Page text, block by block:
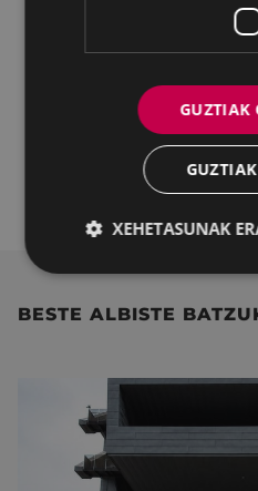
beka hutsik geratzea.
2021: Eduardo
Joseba Gabilondo
apokalipsia, egia-
autonomía”
BESTE ALBISTE
GUZTIAK
XEHETASUNAK